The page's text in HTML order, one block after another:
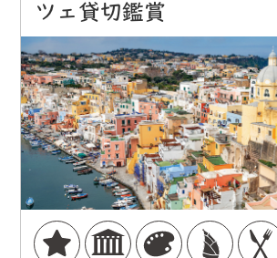
ツェ貸切鑑賞